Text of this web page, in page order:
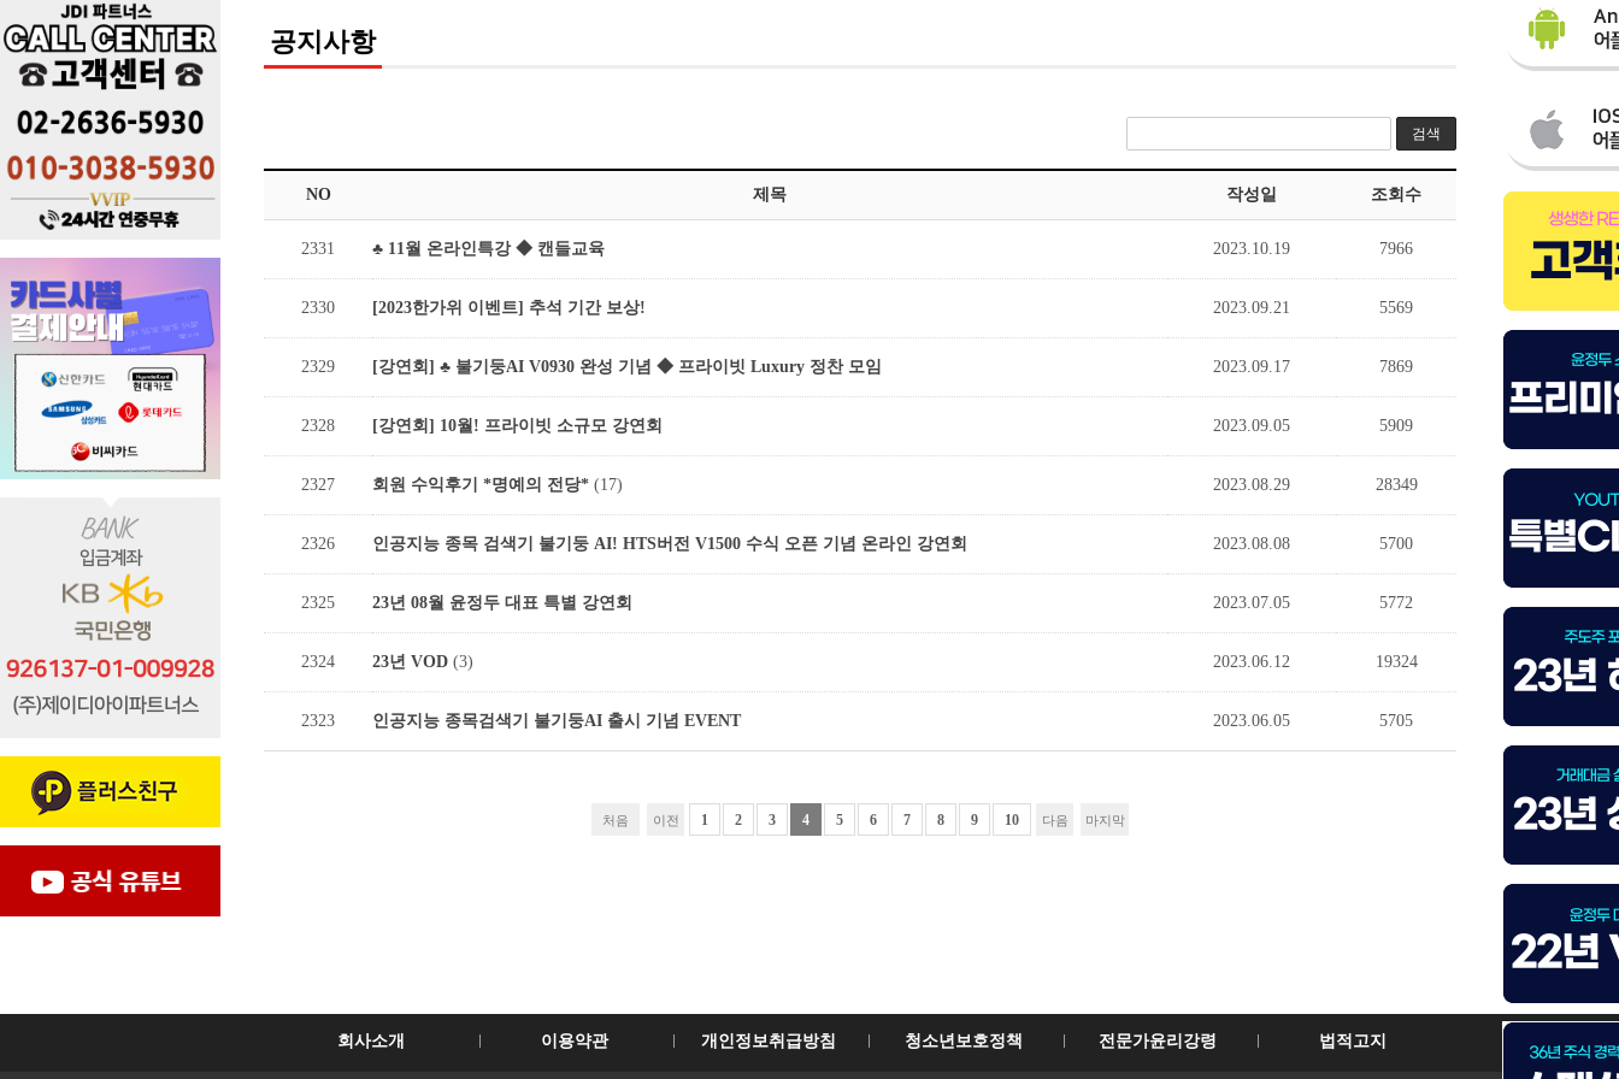
공지사항
검색
NO 제목 작성일 조회수
2331 ♣ 11월 온라인특강 ◆ 캔들교육 2023.10.19 7966
2330 [2023한가위 이벤트] 추석 기간 보상! 2023.09.21 5569
2329 [강연회] ♣ 불기둥AI V0930 완성 기념 ◆ 프라이빗 Luxury 정찬 모임 2023.09.17 7869
2328 [강연회] 10월! 프라이빗 소규모 강연회 2023.09.05 5909
2327 회원 수익후기 *명예의 전당* (17) 2023.08.29 28349
2326 인공지능 종목 검색기 불기둥 AI! HTS버전 V1500 수식 오픈 기념 온라인 강연회 2023.08.08 5700
2325 23년 08월 윤정두 대표 특별 강연회 2023.07.05 5772
2324 23년 VOD (3) 2023.06.12 19324
2323 인공지능 종목검색기 불기둥AI 출시 기념 EVENT 2023.06.05 5705
처음 이전 1 2 3 4 5 6 7 8 9 10 다음 마지막
회사소개 이용약관 개인정보취급방침 청소년보호정책 전문가윤리강령 법적고지